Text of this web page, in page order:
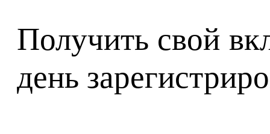
Получить свой
день